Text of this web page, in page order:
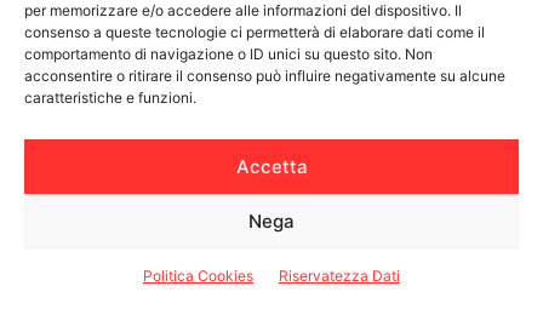
per memorizzare e/o accedere alle informazioni del dispositivo. Il
consenso a queste tecnologie ci permetterà di elaborare dati come il
comportamento di navigazione o ID unici su questo sito. Non
acconsentire o ritirare il consenso può influire negativamente su alcune
caratteristiche e funzioni.
Accetta
Nega
Politica Cookies Riservatezza Dati
CHI SIAMO